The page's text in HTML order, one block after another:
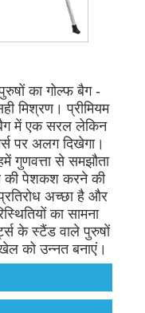
का गोल्फ बैग -
मिश्रण। प्रीमियम
में एक सरल लेकिन
पर अलग दिखेगा।
गुणवत्ता से समझौता
की पेशकश करने की
अच्छा है और
का सामना
के स्टैंड वाले पुरुषों
को उन्नत बनाएं।